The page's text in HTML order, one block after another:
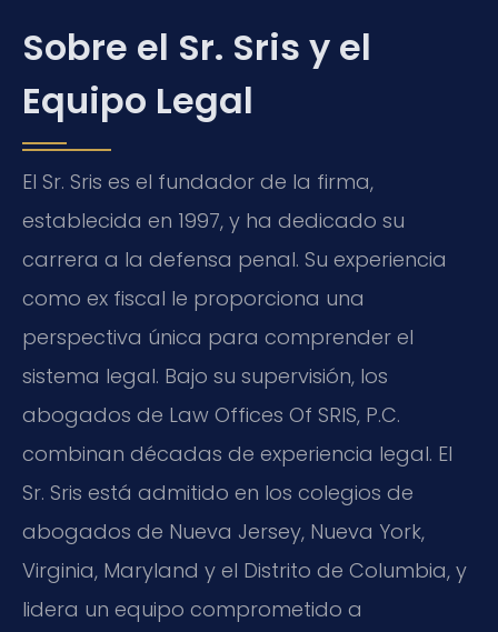
Sobre el Sr. Sris y el
Equipo Legal
El Sr. Sris es el fundador de la firma,
establecida en 1997, y ha dedicado su
carrera a la defensa penal. Su experiencia
como ex fiscal le proporciona una
perspectiva única para comprender el
sistema legal. Bajo su supervisión, los
abogados de Law Offices Of SRIS, P.C.
combinan décadas de experiencia legal. El
Sr. Sris está admitido en los colegios de
abogados de Nueva Jersey, Nueva York,
Virginia, Maryland y el Distrito de Columbia, y
lidera un equipo comprometido a